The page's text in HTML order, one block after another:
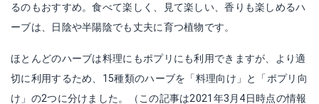
るのもおすすめ。食べて楽しく、見て楽しい、香りも楽しめるハ
ーブは、日陰や半陽陰でも丈夫に育つ植物です。
ほとんどのハーブは料理にもポプリにも利用できますが、より適
切に利用するため、15種類のハーブを「料理向け」と「ポプリ向
け」の2つに分けました。（この記事は2021年3月4日時点の情報